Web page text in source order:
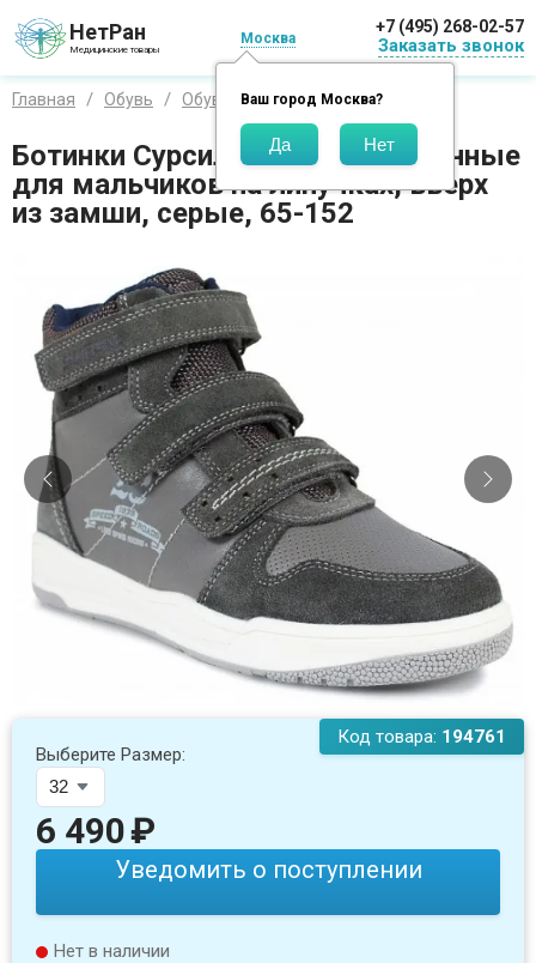
НетРан
Медицинские товары
Москва
Ваш город Москва?
+7 (495) 268-02-57
Заказать звонок
Главная Обувь Обувь для детей Sursil-Ortho
Ботинки Сурсил-Орто демисезонные
для мальчиков на липучках, вверх
из замши, серые, 65-152
Код товара: 194761
Выберите Размер:
6 490₽
Уведомить о поступлении
Нет в наличии